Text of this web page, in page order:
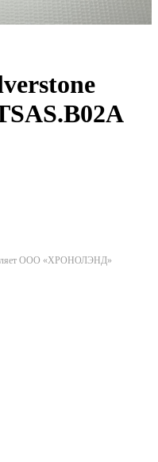
ООО «ХРОНОЛЭНД»